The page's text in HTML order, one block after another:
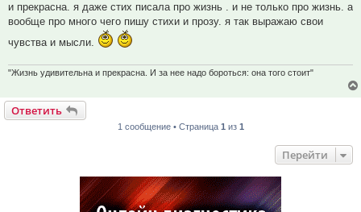
и прекрасна. я даже стих писала про жизнь . и не только про жизнь. а
вообще про много чего пишу стихи и прозу. я так выражаю свои
чувства и мысли.
"Жизнь удивительна и прекрасна. И за нее надо бороться: она того стоит"
Ответить
1 сообщение • Страница 1 из 1
Перейти